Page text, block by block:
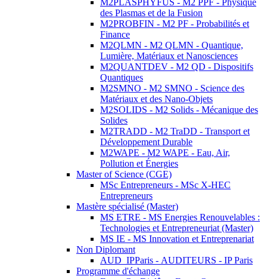
M2PLASPHYFUS - M2 PPF - Physique
des Plasmas et de la Fusion
M2PROBFIN - M2 PF - Probabilités et
Finance
M2QLMN - M2 QLMN - Quantique,
Lumière, Matériaux et Nanosciences
M2QUANTDEV - M2 QD - Dispositifs
Quantiques
M2SMNO - M2 SMNO - Science des
Matériaux et des Nano-Objets
M2SOLIDS - M2 Solids - Mécanique des
Solides
M2TRADD - M2 TraDD - Transport et
Développement Durable
M2WAPE - M2 WAPE - Eau, Air,
Pollution et Énergies
Master of Science (CGE)
MSc Entrepreneurs - MSc X-HEC
Entrepreneurs
Mastère spécialisé (Master)
MS ETRE - MS Energies Renouvelables :
Technologies et Entrepreneuriat (Master)
MS IE - MS Innovation et Entreprenariat
Non Diplomant
AUD_IPParis - AUDITEURS - IP Paris
Programme d'échange